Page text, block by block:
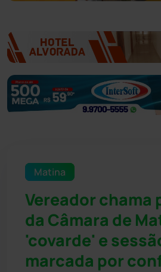
Matina
Vereador chama
da Câmara de
'covarde' e
marcada por